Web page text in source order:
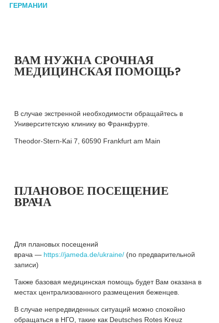
ГЕРМАНИИ
ВАМ НУЖНА СРОЧНАЯ
МЕДИЦИНСКАЯ ПОМОЩЬ?
В случае экстренной необходимости обращайтесь в
Университетскую клинику во Франкфурте.
Theodor-Stern-Kai 7, 60590 Frankfurt am Main
ПЛАНОВОЕ ПОСЕЩЕНИЕ
ВРАЧА
Для плановых посещений
врача — https://jameda.de/ukraine/(по предварительной
записи)
Также базовая медицинская помощь будет Вам оказана в
местах централизованного размещения беженцев.
В случае непредвиденных ситуаций можно спокойно
обращаться в НГО, такие как Deutsches Rotes Kreuz